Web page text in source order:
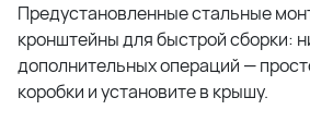
Предустановленные стальные
кронштейны для быстрой сборки:
дополнительных операций —
коробки и установите в крышу.